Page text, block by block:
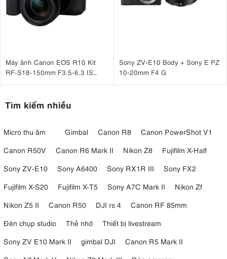
Máy ảnh Canon EOS R10 Kit
RF-S18-150mm F3.5-6.3 IS
Sony ZV-E10 Body + Sony E PZ
10-20mm F4 G
Tìm kiếm nhiều
Micro thu âm Gimbal Canon R8
Canon PowerShot V1
Canon R50V
Canon R6 Mark II Nikon Z8
Fujifilm X-Half
Sony ZV-E10
Sony A6400 Sony RX1R III
Sony FX2
Fujifilm X-S20
Fujifilm X-T5 Sony A7C Mark II
Nikon Zf
Nikon Z5 II
Canon R50 DJI rs 4
Canon RF 85mm
Đèn chụp studio
Thẻ nhớ
Thiết bị livestream
Sony ZV E10 Mark II
gimbal DJI
Canon R5 Mark II